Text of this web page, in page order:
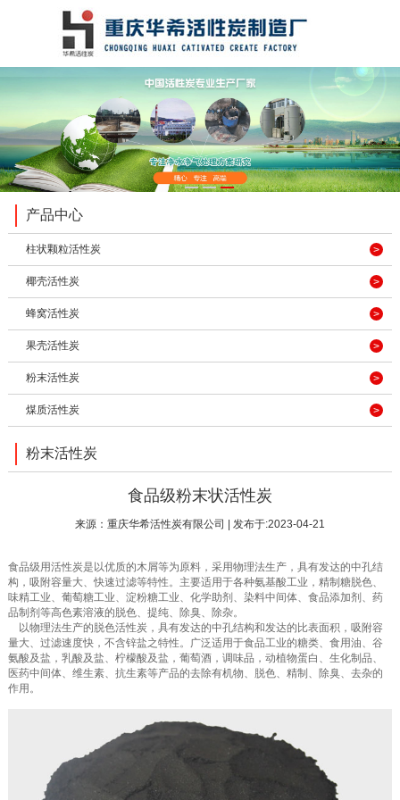
1 2 3
产品中心
柱状颗粒活性炭
椰壳活性炭
蜂窝活性炭
果壳活性炭
粉末活性炭
煤质活性炭
粉末活性炭
食品级粉末状活性炭
来源： 重庆华希活性炭有限公司 | 发布于:2023-04-21
食品级用活性炭是以优质的木屑等为原料，采用物理法生产，具有发达的中孔结
构，吸附容量大、快速过滤等特性。主要适用于各种氨基酸工业，精制糖脱色、
味精工业、葡萄糖工业、淀粉糖工业、化学助剂、染料中间体、食品添加剂、药
品制剂等高色素溶液的脱色、提纯、除臭、除杂。
以物理法生产的脱色活性炭，具有发达的中孔结构和发达的比表面积，吸附容
量大、过滤速度快，不含锌盐之特性。广泛适用于食品工业的糖类、食用油、谷
氨酸及盐，乳酸及盐、柠檬酸及盐，葡萄酒，调味品，动植物蛋白、生化制品、
医药中间体、维生素、抗生素等产品的去除有机物、脱色、精制、除臭、去杂的
作用。